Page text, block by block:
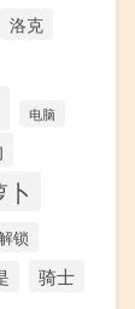
洛克
电脑
卜
锁
骑士